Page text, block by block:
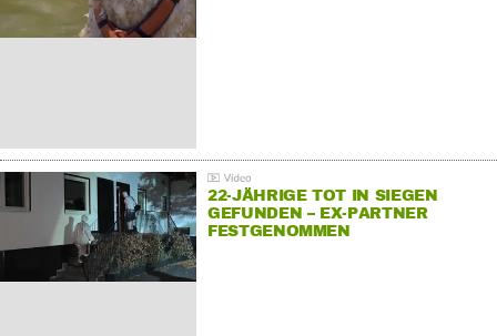
22-JÄHRIGE TOT IN SIEGEN
GEFUNDEN – EX-PARTNER
FESTGENOMMEN